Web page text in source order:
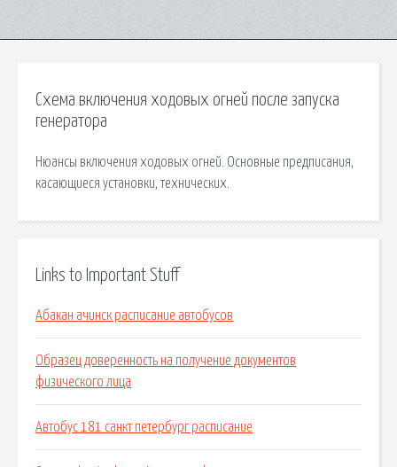
Схема включения ходовых огней после запуска
генератора
Нюансы включения ходовых огней. Основные предписания,
касающиеся установки, технических.
Links to Important Stuff
Абакан ачинск расписание автобусов
Образец доверенность на получение документов
физического лица
Автобус 181 санкт петербург расписание